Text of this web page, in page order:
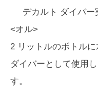
デカルト ダイバー
<オル>
2 リットルのボトルに
ダイバーとして使用
す。